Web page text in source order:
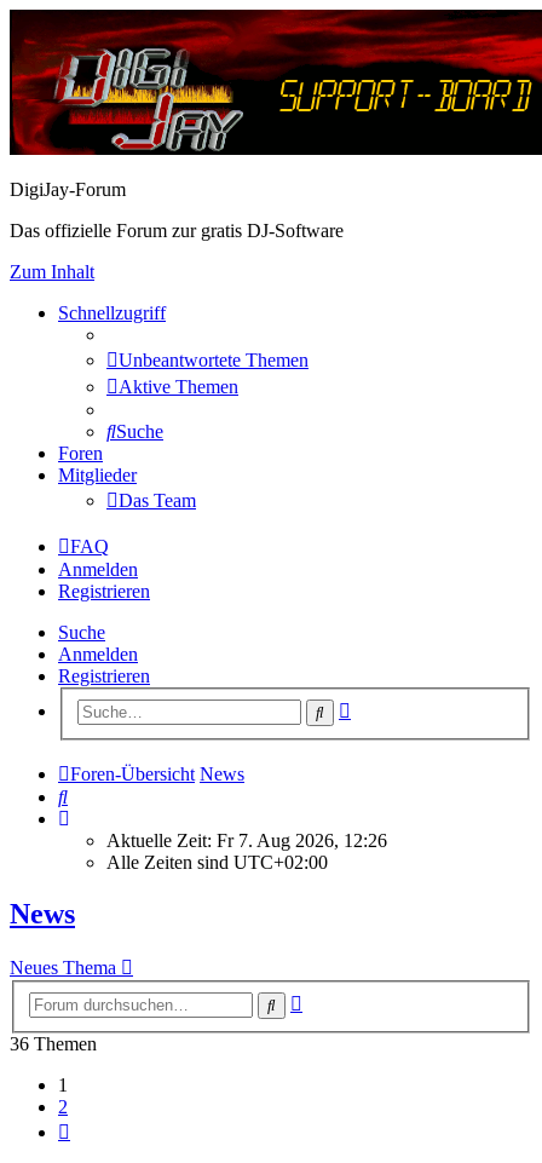
DigiJay-Forum
Das offizielle Forum zur gratis DJ-Software
Zum Inhalt
Schnellzugriff
Unbeantwortete Themen
Aktive Themen
Suche
Foren
Mitglieder
Das Team
FAQ
Anmelden
Registrieren
Suche
Anmelden
Registrieren
Suche
Foren-Übersicht News
Suche
Aktuelle Zeit: Fr 7. Aug 2026, 12:26
Alle Zeiten sind UTC+02:00
News
Neues Thema
Suche
36 Themen
1
2